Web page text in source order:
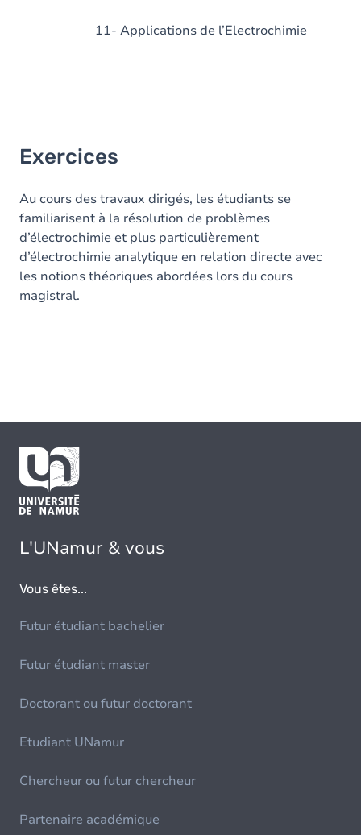
11- Applications de l’Electrochimie
Exercices
Au cours des travaux dirigés, les étudiants se
familiarisent à la résolution de problèmes
d’électrochimie et plus particulièrement
d’électrochimie analytique en relation directe avec
les notions théoriques abordées lors du cours
magistral.
L'UNamur & vous
Vous êtes...
Futur étudiant bachelier
Futur étudiant master
Doctorant ou futur doctorant
Etudiant UNamur
Chercheur ou futur chercheur
Partenaire académique